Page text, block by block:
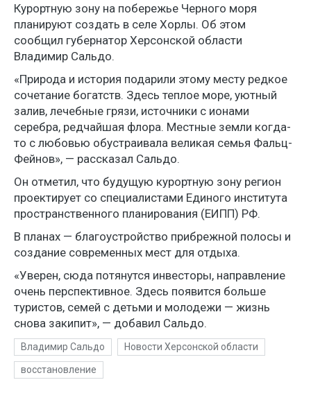
Курортную зону на побережье Черного моря
планируют создать в селе Хорлы. Об этом
сообщил губернатор Херсонской области
Владимир Сальдо.
«Природа и история подарили этому месту редкое
сочетание богатств. Здесь теплое море, уютный
залив, лечебные грязи, источники с ионами
серебра, редчайшая флора. Местные земли когда-
то с любовью обустраивала великая семья Фальц-
Фейнов», — рассказал Сальдо.
Он отметил, что будущую курортную зону регион
проектирует со специалистами Единого института
пространственного планирования (ЕИПП) РФ.
В планах — благоустройство прибрежной полосы и
создание современных мест для отдыха.
«Уверен, сюда потянутся инвесторы, направление
очень перспективное. Здесь появится больше
туристов, семей с детьми и молодежи — жизнь
снова закипит», — добавил Сальдо.
Владимир Сальдо Новости Херсонской области
восстановление